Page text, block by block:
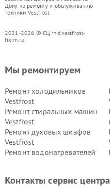
Дону по ремонту и обслуживанию
техники Vestfrost
2021-2026 © СЦ rnd.vestfrost-
fixim.ru
Мы ремонтируем
Ремонт холодильников
Vestfrost
Ремонт стиральных машин
Vestfrost
Ремонт духовых шкафов
Vestfrost
Ремонт водонагревателей
Vestfrost
Контакты сервис центра